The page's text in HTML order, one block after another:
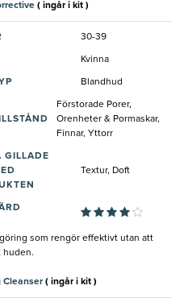
( ingår i kit )
30-39
Kvinna
Blandhud
Förstorade Porer,
Orenheter & Pormaskar,
Finnar, Yttorr
GILLADE
Textur, Doft
som rengör effektivt utan att
huden.
Cleanser( ingår i kit )